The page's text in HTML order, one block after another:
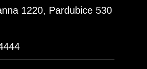
1220, Pardubice 530